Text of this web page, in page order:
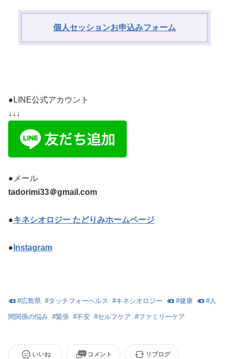
個人セッションお申込みフォーム
●LINE公式アカウント
↓↓↓
●メール
tadorimi33＠gmail.com
●キネシオロジー たどりみホームページ
● Instagram
#広島県 #タッチフォーヘルス #キネシオロジー #健康 #人
間関係の悩み #緊張 #不安 #セルフケア #ファミリーケア
いいね コメント リブログ